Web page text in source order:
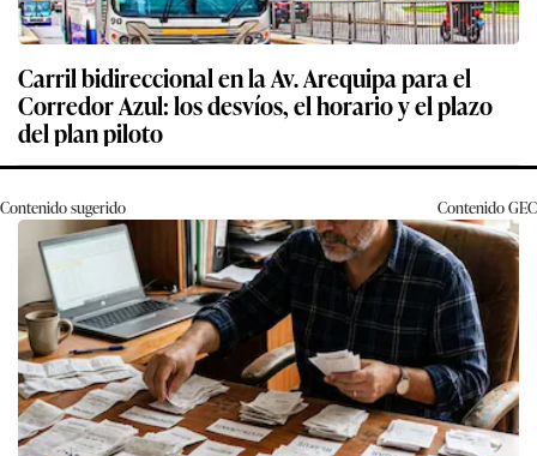
Carril bidireccional en la Av. Arequipa para el
Corredor Azul: los desvíos, el horario y el plazo
del plan piloto
Contenido sugerido ContenidoGEC